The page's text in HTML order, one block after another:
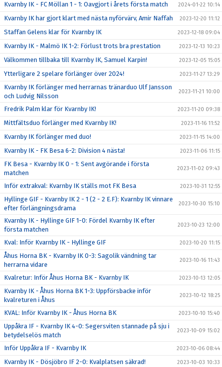
Kvarnby IK - FC Möllan 1 - 1: Oavgjort i årets första match 2024-01-22 10:14
Kvarnby IK har gjort klart med nästa nyförvärv, Amir Naffah 2023-12-20 11:12
Staffan Gelens klar för Kvarnby IK 2023-12-18 09:04
Kvarnby IK - Malmö IK 1-2: Förlust trots bra prestation 2023-12-13 10:23
Välkommen tillbaka till Kvarnby IK, Samuel Karpin! 2023-12-05 15:05
Ytterligare 2 spelare förlänger över 2024! 2023-11-27 13:29
Kvarnby IK förlänger med herrarnas tränarduo Ulf Jansson
och Ludvig Nilsson
2023-11-21 10:00
Fredrik Palm klar för Kvarnby IK! 2023-11-20 09:38
Mittfältsduo förlänger med Kvarnby IK! 2023-11-16 11:52
Kvarnby IK förlänger med duo! 2023-11-15 14:00
Kvarnby IK - FK Besa 6-2: Division 4 nästa! 2023-11-06 11:15
FK Besa - Kvarnby IK 0 - 1: Sent avgörande i första
matchen
2023-11-02 09:43
Inför extrakval: Kvarnby IK ställs mot FK Besa 2023-10-31 12:55
Hyllinge GIF - Kvarnby IK 2 - 1 (2 - 2 E.F): Kvarnby IK vinnare
efter förlängningsdrama
2023-10-30 15:10
Kvarnby IK - Hyllinge GIF 1-0: Fördel Kvarnby IK efter
första matchen
2023-10-23 12:00
Kval: Inför Kvarnby IK - Hyllinge GIF 2023-10-20 11:15
Åhus Horna BK - Kvarnby IK 0-3: Sagolik vändning tar
herrarna vidare
2023-10-16 11:43
Kvalretur: Inför Åhus Horna BK - Kvarnby IK 2023-10-13 12:05
Kvarnby IK - Åhus Horna BK 1-3: Uppförsbacke inför
kvalreturen i Åhus
2023-10-12 18:25
KVAL: Inför Kvarnby IK - Åhus Horna BK 2023-10-10 15:40
Uppåkra IF - Kvarnby IK 4-0: Segersviten stannade på sju i
betydelselös match
2023-10-09 15:02
Inför Uppåkra IF - Kvarnby IK 2023-10-06 08:44
Kvarnby IK - Dösjöbro IF 2-0: Kvalplatsen säkrad! 2023-10-03 10:33